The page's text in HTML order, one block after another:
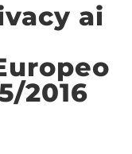
ai
2016